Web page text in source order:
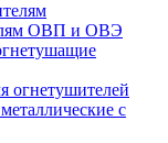
ОВП и ОВЭ
огнетушителей
с